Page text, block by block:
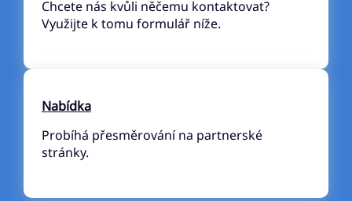
Chcete nás kvůli něčemu kontaktovat?
Využijte k tomu formulář níže.
Nabídka
Probíhá přesměrování na partnerské
stránky.